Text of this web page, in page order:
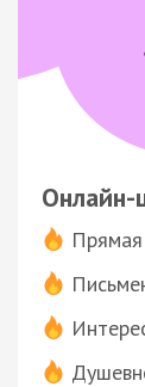
Онлайн-
Прямая